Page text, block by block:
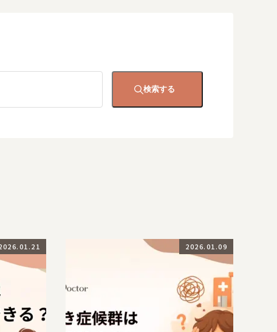
検索する
2026.01.09